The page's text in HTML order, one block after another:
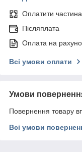
Оплатити
Післяплата
Оплата на
Всі умови оплати
Умови
Повернення товару
Всі умови